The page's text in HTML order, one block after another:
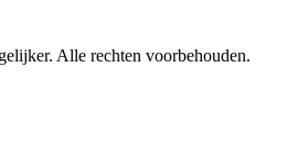
Alle rechten voorbehouden.